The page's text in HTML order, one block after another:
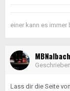
einer kann es immer
MBNalbach
Lass dir die Seite